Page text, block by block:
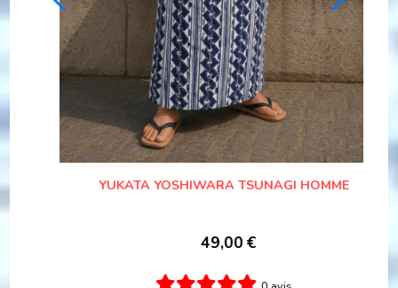
YUKATA SASA NI HANKO
56,00€
1 avis